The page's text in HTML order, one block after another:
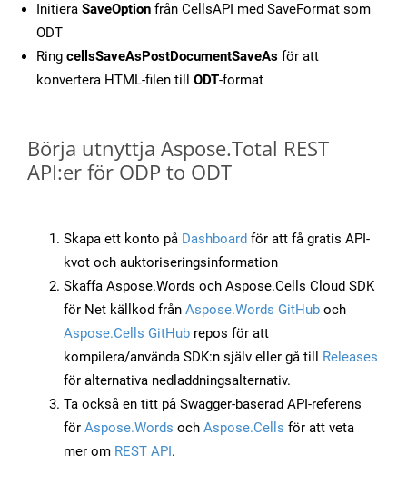
Initiera SaveOption från CellsAPI med SaveFormat som
ODT
Ring cellsSaveAsPostDocumentSaveAs för att
konvertera HTML-filen till ODT-format
Börja utnyttja Aspose.Total REST
API:er för ODP to ODT
Skapa ett konto på Dashboard för att få gratis API-
kvot och auktoriseringsinformation
Skaffa Aspose.Words och Aspose.Cells Cloud SDK
för Net källkod från Aspose.Words GitHub och
Aspose.Cells GitHub repos för att
kompilera/använda SDK:n själv eller gå till Releases
för alternativa nedladdningsalternativ.
Ta också en titt på Swagger-baserad API-referens
för Aspose.Words och Aspose.Cells för att veta
mer om REST API.